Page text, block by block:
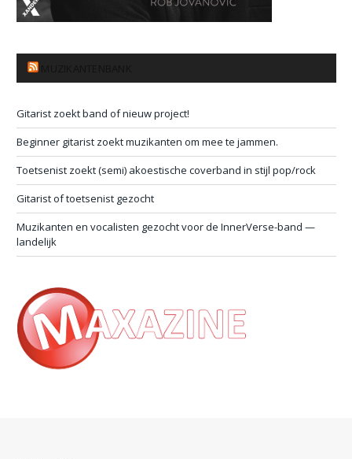
Gitarist zoekt band of nieuw project!
Beginner gitarist zoekt muzikanten om mee te jammen.
Toetsenist zoekt (semi) akoestische coverband in stijl pop/rock
Gitarist of toetsenist gezocht
Muzikanten en vocalisten gezocht voor de InnerVerse-band —
landelijk